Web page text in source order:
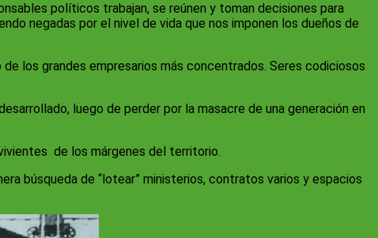
políticos trabajan, se reúnen y toman decisiones para
negadas por el nivel de vida que nos imponen los dueños de
los grandes empresarios más concentrados. Seres codiciosos
luego de perder por la masacre de una generación en
de los márgenes del territorio.
búsqueda de “lotear” ministerios, contratos varios y espacios